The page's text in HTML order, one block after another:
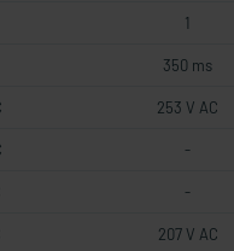
1
350 ms
253 V AC
-
-
207 V AC